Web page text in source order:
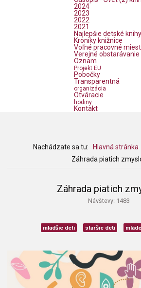
2024
2023
2022
2021
Najlepšie detské
Kroniky knižnice
Voľné pracovné
Verejné obstarávanie
Oznam
Projekt EU
Pobočky
Transparentná
organizácia
Otváracie
hodiny
Kontakt
Nachádzate sa tu: Hlavná stránka
Záhrada piatich
Záhrada piatich
Návštevy: 1483
mladšie deti staršie deti